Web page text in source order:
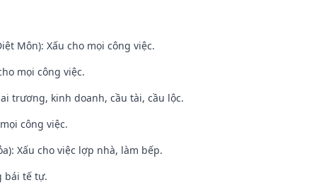
Môn): Xấu cho mọi công việc.
mọi công việc.
trương, kinh doanh, cầu tài, cầu lộc.
công việc.
Xấu cho việc lợp nhà, làm bếp.
bái tế tự.